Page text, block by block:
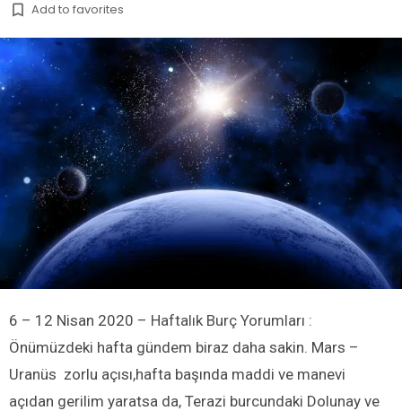
 Add to favorites
6 – 12 Nisan 2020 – Haftalık Burç Yorumları :
Önümüzdeki hafta gündem biraz daha sakin. Mars –
Uranüs zorlu açısı,hafta başında maddi ve manevi
açıdan gerilim yaratsa da, Terazi burcundaki Dolunay ve